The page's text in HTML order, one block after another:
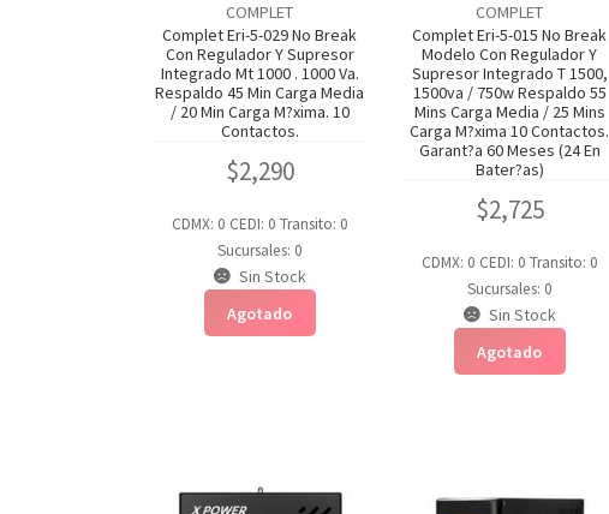
COMPLET
Complet Eri-5-029 No Break
Con Regulador Y Supresor
Integrado Mt 1000 . 1000 Va.
Respaldo 45 Min Carga Media
/ 20 Min Carga M?xima. 10
Contactos.
$2,290
CDMX: 0 CEDI: 0 Transito: 0
Sucursales: 0
Sin Stock
Agotado
COMPLET
Complet Eri-5-015 No Break
Modelo Con Regulador Y
Supresor Integrado T 1500,
1500va / 750w Respaldo 55
Mins Carga Media / 25 Mins
Carga M?xima 10 Contactos.
Garant?a 60 Meses (24 En
Bater?as)
$2,725
CDMX: 0 CEDI: 0 Transito: 0
Sucursales: 0
Sin Stock
Agotado